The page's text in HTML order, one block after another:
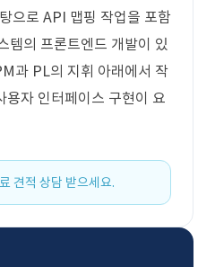
으로 API 맵핑 작업을 포함
템의 프론트엔드 개발이 있
과 PL의 지휘 아래에서 작
자 인터페이스 구현이 요
견적 상담 받으세요.